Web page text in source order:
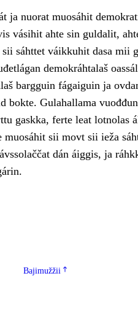
ja nuorat muosáhit
vásihit ahte sin guldalit,
sáhttet váikkuhit dasa mii
demokráhtalaš
bargguin fágaiguin ja
bokte. Gulahallama
gaskka, ferte leat lotnolas
sii movt sii ieža
dán áiggis, ja
Bajimužžii